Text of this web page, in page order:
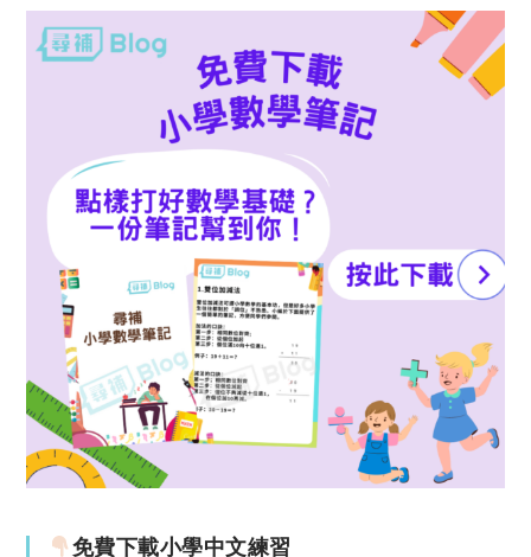
免費下載小學中文練習